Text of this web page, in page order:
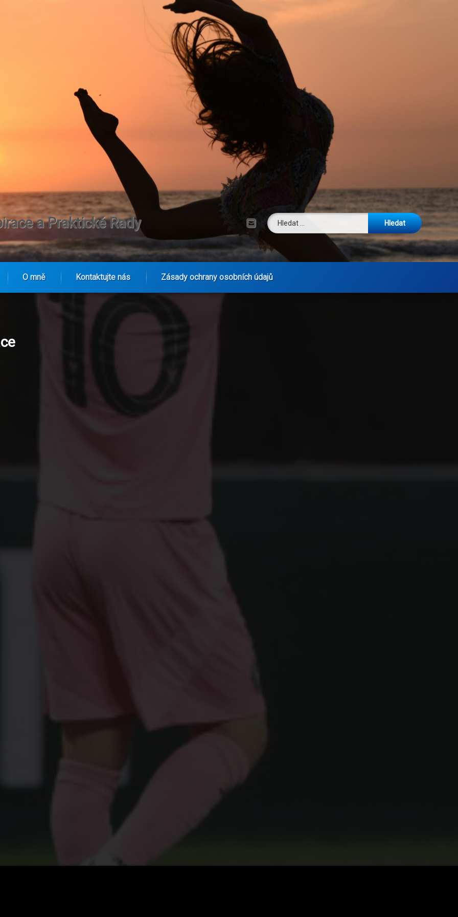
a Praktické Rady Tel: E-mail
Vyhledávání
O mně Kontaktujte nás Zásady ochrany osobních údajů
ženských fanoušek